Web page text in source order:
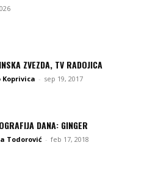
ZVEZDA, TV RADOJICA
Koprivica - sep 19, 2017
DANA: GINGER
Todorović - feb 17, 2018